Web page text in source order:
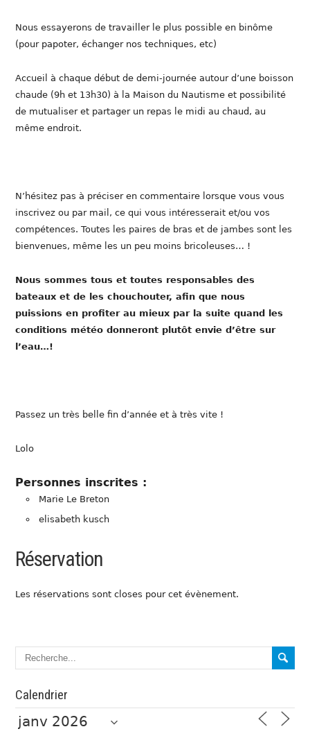
Nous essayerons de travailler le plus possible en binôme
(pour papoter, échanger nos techniques, etc)
Accueil à chaque début de demi-journée autour d’une boisson
chaude (9h et 13h30) à la Maison du Nautisme et possibilité
de mutualiser et partager un repas le midi au chaud, au
même endroit.
N’hésitez pas à préciser en commentaire lorsque vous vous
inscrivez ou par mail, ce qui vous intéresserait et/ou vos
compétences. Toutes les paires de bras et de jambes sont les
bienvenues, même les un peu moins bricoleuses… !
Nous sommes tous et toutes responsables des
bateaux et de les chouchouter, afin que nous
puissions en profiter au mieux par la suite quand les
conditions météo donneront plutôt envie d’être sur
l’eau…!
Passez un très belle fin d’année et à très vite !
Lolo
Personnes inscrites :
Marie Le Breton
elisabeth kusch
Réservation
Les réservations sont closes pour cet évènement.
Calendrier